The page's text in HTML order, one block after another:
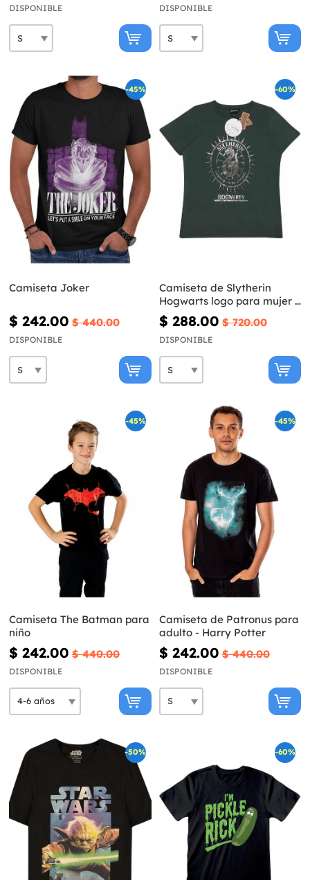
DISPONIBLE DISPONIBLE
-45%
Camiseta Joker
$ 242.00 $ 440.00
DISPONIBLE
-60%
Camiseta de Slytherin
Hogwarts logo para mujer -
Harry Potter
$ 288.00 $ 720.00
DISPONIBLE
-45%
Camiseta The Batman para
niño
$ 242.00 $ 440.00
DISPONIBLE
-45%
Camiseta de Patronus para
adulto - Harry Potter
$ 242.00 $ 440.00
DISPONIBLE
-50% -60%